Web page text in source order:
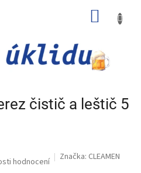
čistič a leštič 5
hodnocení Značka: CLEAMEN